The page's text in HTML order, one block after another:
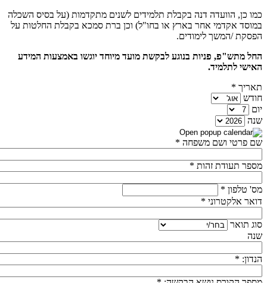
כמו כן, הוועדה דנה בקבלת תלמידים לשנים מתקדמות (על בסיס השכלה
במוסד אקדמי אחר בארץ או בחו"ל) וכן ברת סמכא בקבלת החלטות על
הפסקת /המשך לימודים.
החל מתש"פ, פניות בנוגע לבקשת מועד מיוחד יוגשו באמצעות המידע
האישי לתלמיד.
תאריך *
חודש
יום
שנה
שם פרטי ושם משפחה *
מספר תעודת זהות *
מס' טלפון *
דואר אלקטרוני *
סוג תואר
שנה
הנדון: *